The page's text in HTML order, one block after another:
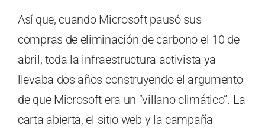
Así que, cuando Microsoft pausó sus
compras de eliminación de carbono el 10 de
abril, toda la infraestructura activista ya
llevaba dos años construyendo el argumento
de que Microsoft era un “villano climático”. La
carta abierta, el sitio web y la campaña